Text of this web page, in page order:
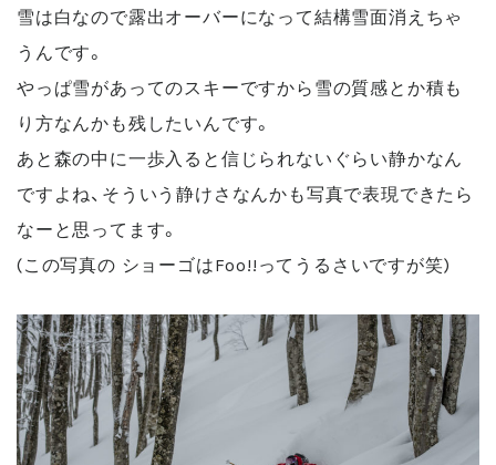
雪は白なので露出オーバーになって結構雪面消えちゃ
うんです。
やっぱ雪があってのスキーですから雪の質感とか積も
り方なんかも残したいんです。
あと森の中に一歩入ると信じられないぐらい静かなん
ですよね、そういう静けさなんかも写真で表現できたら
なーと思ってます。
(この写真の ショーゴはFoo!!ってうるさいですが笑)